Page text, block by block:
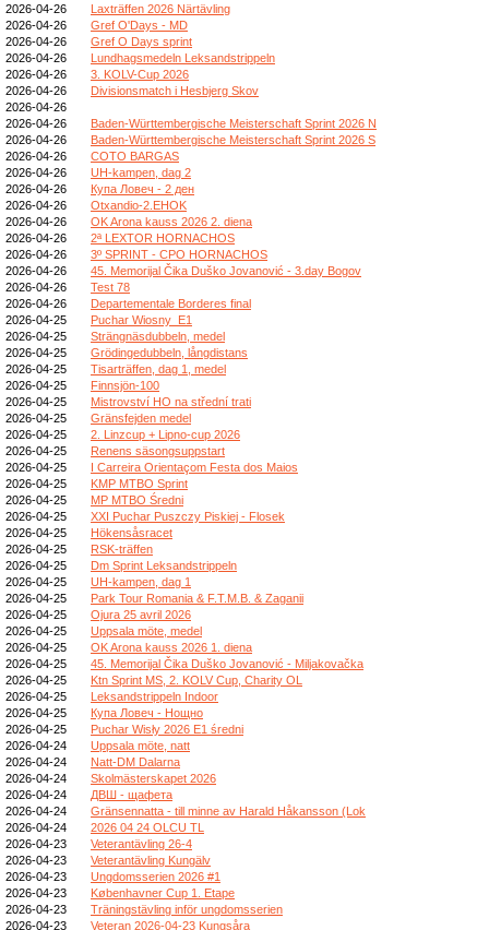
2026-04-26
Laxträffen 2026 Närtävling
2026-04-26
Gref O'Days - MD
2026-04-26
Gref O Days sprint
2026-04-26
Lundhagsmedeln Leksandstrippeln
2026-04-26
3. KOLV-Cup 2026
2026-04-26
Divisionsmatch i Hesbjerg Skov
2026-04-26
2026-04-26
Baden-Württembergische Meisterschaft Sprint 2026 N
2026-04-26
Baden-Württembergische Meisterschaft Sprint 2026 S
2026-04-26
COTO BARGAS
2026-04-26
UH-kampen, dag 2
2026-04-26
Купа Ловеч - 2 ден
2026-04-26
Otxandio-2.EHOK
2026-04-26
OK Arona kauss 2026 2. diena
2026-04-26
2ª LEXTOR HORNACHOS
2026-04-26
3º SPRINT - CPO HORNACHOS
2026-04-26
45. Memorijal Čika Duško Jovanović - 3.day Bogov
2026-04-26
Test 78
2026-04-26
Departementale Borderes final
2026-04-25
Puchar Wiosny_E1
2026-04-25
Strängnäsdubbeln, medel
2026-04-25
Grödingedubbeln, långdistans
2026-04-25
Tisarträffen, dag 1, medel
2026-04-25
Finnsjön-100
2026-04-25
Mistrovství HO na střední trati
2026-04-25
Gränsfejden medel
2026-04-25
2. Linzcup + Lipno-cup 2026
2026-04-25
Renens säsongsuppstart
2026-04-25
I Carreira Orientaçom Festa dos Maios
2026-04-25
KMP MTBO Sprint
2026-04-25
MP MTBO Średni
2026-04-25
XXI Puchar Puszczy Piskiej - Flosek
2026-04-25
Hökensåsracet
2026-04-25
RSK-träffen
2026-04-25
Dm Sprint Leksandstrippeln
2026-04-25
UH-kampen, dag 1
2026-04-25
Park Tour Romania & F.T.M.B. & Zaganii
2026-04-25
Ojura 25 avril 2026
2026-04-25
Uppsala möte, medel
2026-04-25
OK Arona kauss 2026 1. diena
2026-04-25
45. Memorijal Čika Duško Jovanović - Miljakovačka
2026-04-25
Ktn Sprint MS, 2. KOLV Cup, Charity OL
2026-04-25
Leksandstrippeln Indoor
2026-04-25
Купа Ловеч - Нощно
2026-04-25
Puchar Wisły 2026 E1 średni
2026-04-24
Uppsala möte, natt
2026-04-24
Natt-DM Dalarna
2026-04-24
Skolmästerskapet 2026
2026-04-24
ДВШ - щафета
2026-04-24
Gränsennatta - till minne av Harald Håkansson (Lok
2026-04-24
2026 04 24 OLCU TL
2026-04-23
Veterantävling 26-4
2026-04-23
Veterantävling Kungälv
2026-04-23
Ungdomsserien 2026 #1
2026-04-23
Københavner Cup 1. Etape
2026-04-23
Träningstävling inför ungdomsserien
2026-04-23
Veteran 2026-04-23 Kungsåra